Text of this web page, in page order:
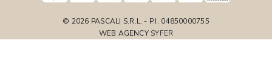
© 2026 PASCALI S.R.L. - P.I. 04850000755
WEB AGENCY SYFER